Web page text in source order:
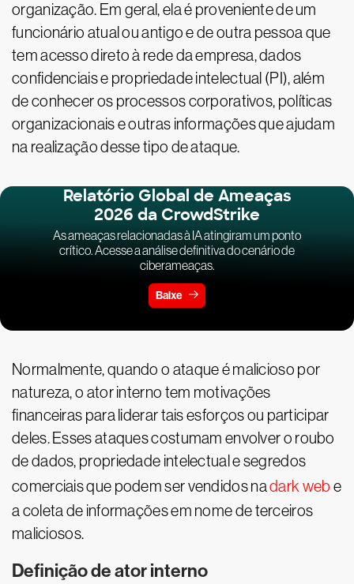
organização. Em geral, ela é proveniente de um
funcionário atual ou antigo e de outra pessoa que
tem acesso direto à rede da empresa, dados
confidenciais e propriedade intelectual (PI), além
de conhecer os processos corporativos, políticas
organizacionais e outras informações que ajudam
na realização desse tipo de ataque.
Relatório Global de Ameaças
2026 da CrowdStrike
As ameaças relacionadas à IA atingiram um ponto
crítico. Acesse a análise definitiva do cenário de
ciberameaças.
Baixe
Normalmente, quando o ataque é malicioso por
natureza, o ator interno tem motivações
financeiras para liderar tais esforços ou participar
deles. Esses ataques costumam envolver o roubo
de dados, propriedade intelectual e segredos
comerciais que podem ser vendidos nadark web e
a coleta de informações em nome de terceiros
maliciosos.
Definição de ator interno